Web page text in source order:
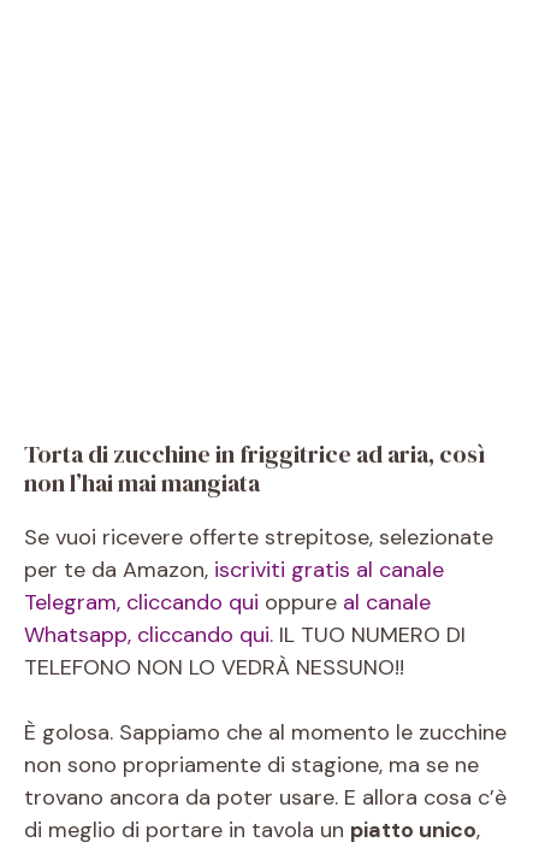
Torta di zucchine in friggitrice ad aria, così
non l’hai mai mangiata
Se vuoi ricevere offerte strepitose, selezionate
per te da Amazon, iscriviti gratis al canale
Telegram, cliccando qui oppure al canale
Whatsapp, cliccando qui. IL TUO NUMERO DI
TELEFONO NON LO VEDRÀ NESSUNO!!
È golosa. Sappiamo che al momento le zucchine
non sono propriamente di stagione, ma se ne
trovano ancora da poter usare. E allora cosa c’è
di meglio di portare in tavola un piatto unico,